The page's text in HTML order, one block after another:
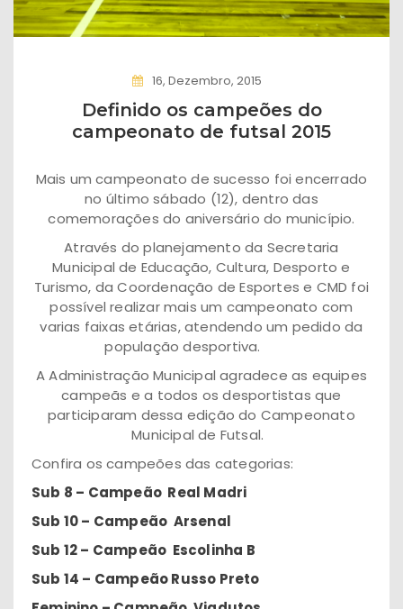
16, Dezembro, 2015
Definido os campeões do
campeonato de futsal 2015
Mais um campeonato de sucesso foi encerrado
no último sábado (12), dentro das
comemorações do aniversário do município.
Através do planejamento da Secretaria
Municipal de Educação, Cultura, Desporto e
Turismo, da Coordenação de Esportes e CMD foi
possível realizar mais um campeonato com
varias faixas etárias, atendendo um pedido da
população desportiva.
A Administração Municipal agradece as equipes
campeãs e a todos os desportistas que
participaram dessa edição do Campeonato
Municipal de Futsal.
Confira os campeões das categorias:
Sub 8 – Campeão Real Madri
Sub 10 – Campeão Arsenal
Sub 12 – Campeão Escolinha B
Sub 14 – Campeão Russo Preto